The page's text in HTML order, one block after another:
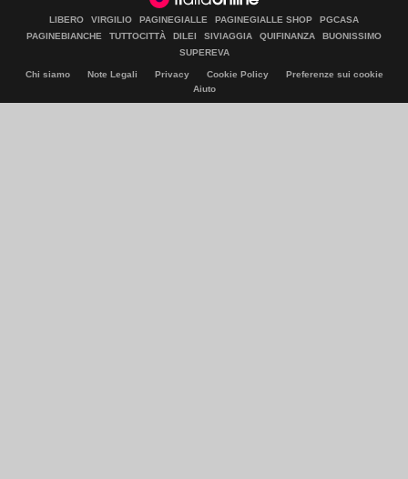
LIBERO VIRGILIO PAGINEGIALLE PAGINEGIALLE SHOP
PGCASA
PAGINEBIANCHE
TUTTOCITTÀ DILEI SIVIAGGIA QUIFINANZA
BUONISSIMO
SUPEREVA
Chi siamo Note Legali Privacy Cookie Policy
Preferenze sui cookie
Aiuto